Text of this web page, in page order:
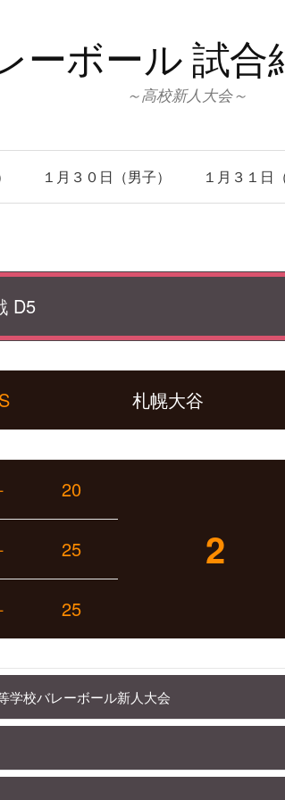
ーボール 試合
～高校新人大会～
１月３０日（男子） １月３１日
D5
札幌大谷
20
2
25
25
学校バレーボール新人大会